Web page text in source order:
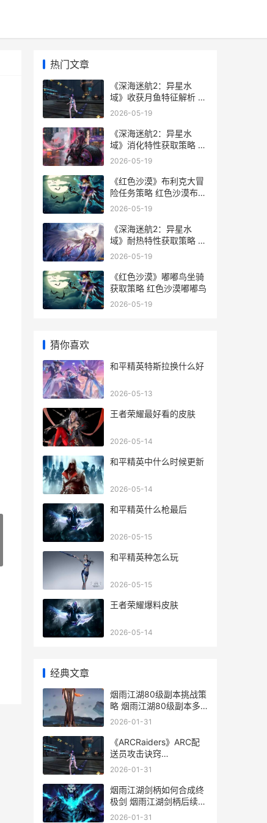
热门文章
《深海迷航2：异星水
域》收获月鱼特征解析 深
海迷航2中文版下载
2026-05-19
《深海迷航2：异星水
域》消化特性获取策略 深
海迷航2载具有几种
2026-05-19
《红色沙漠》布利克大冒
险任务策略 红色沙漠布里
克斯找不到
2026-05-19
《深海迷航2：异星水
域》耐热特性获取策略 深
海迷航2什么时候出
2026-05-19
《红色沙漠》嘟嘟鸟坐骑
获取策略 红色沙漠嘟嘟鸟
2026-05-19
猜你喜欢
和平精英特斯拉换什么好
2026-05-13
王者荣耀最好看的皮肤
2026-05-14
和平精英中什么时候更新
2026-05-14
和平精英什么枪最后
2026-05-15
和平精英种怎么玩
2026-05-15
王者荣耀爆料皮肤
2026-05-14
经典文章
烟雨江湖80级副本挑战策
略 烟雨江湖80级副本多
少战力能打
2026-01-31
《ARCRaiders》ARC配
送员攻击诀窍
《ARCRaiders》投弹手
2026-01-31
烟雨江湖剑柄如何合成终
极剑 烟雨江湖剑柄后续任
务攻略
2026-01-31